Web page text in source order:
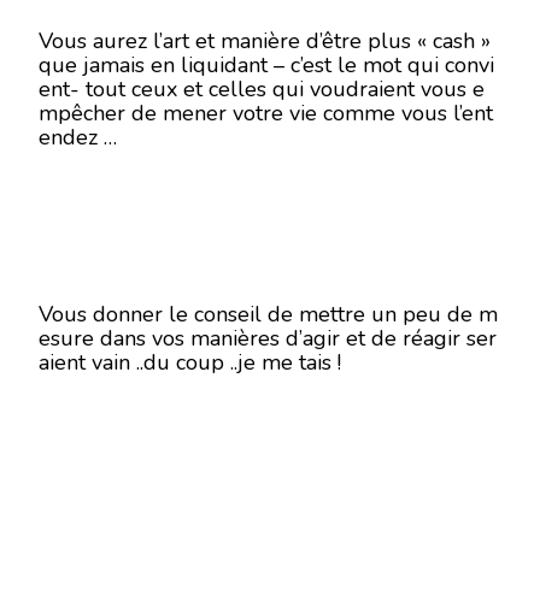
Vous aurez l’art et manière d’être plus « cash »
que jamais en liquidant – c’est le mot qui convi
ent- tout ceux et celles qui voudraient vous e
mpêcher de mener votre vie comme vous l’ent
endez …
Vous donner le conseil de mettre un peu de m
esure dans vos manières d’agir et de réagir ser
aient vain ..du coup ..je me tais !